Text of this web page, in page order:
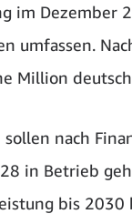
im Dezember
umfassen.
Million
sollen nach
in Betrieb
bis 2030